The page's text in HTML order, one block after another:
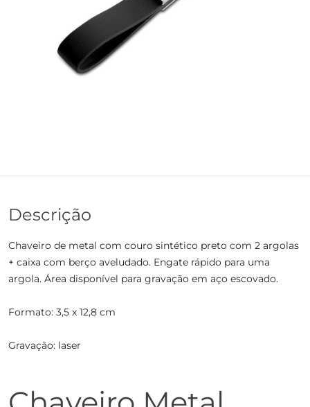
Descrição
Chaveiro de metal com couro sintético preto com 2 argolas
+ caixa com berço aveludado. Engate rápido para uma
argola. Área disponível para gravação em aço escovado.
Formato: 3,5 x 12,8 cm
Gravação: laser